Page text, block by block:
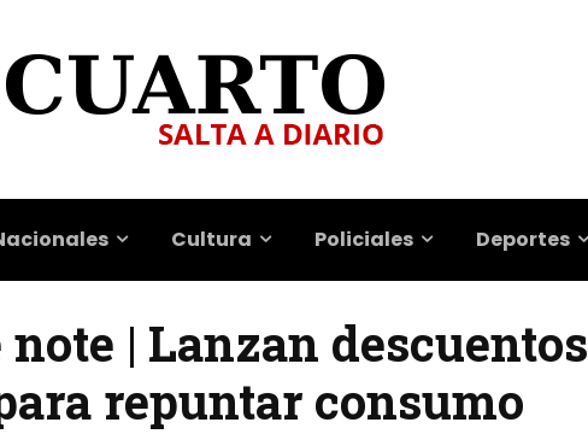
Cultura Policiales Deportes
| Lanzan descuentos
repuntar consumo